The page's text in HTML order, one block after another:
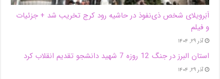
اَبَر‌ویلای شخص ذی‌نفوذ در حاشیه‌ رود کرج تخریب شد + جزئیات
و فیلم
آذر ۲۹, ۱۴۰۴
استان البرز در جنگ 12 روزه 7 شهید دانشجو تقدیم انقلاب کرد
آذر ۲۹, ۱۴۰۴